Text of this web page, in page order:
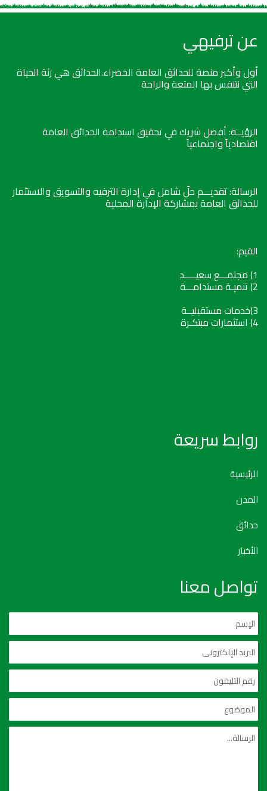
عن ترفيهي
أول وأكبر منصة للحدائق العامة الخضراء.الحدائق هي رئة الحياة
التي نتنفس بها المتعة والراحة
الرؤيــة: أفضل شريك في تحقيق استدامة الحدائق العامة
اقتصادياً واجتماعياً
الرسالة: تقديـــم حلّ شامل في إدارة الترفيه والتسويق والاستثمار
للحدائق العامة بمشاركة الإدارة المحلية
القيم:
1) مجتمـــع سعيـــــد
2) تنميـة مستدامـــة
3)خدمات مستقبليــة
4) استثمارات مبتكـرة
روابط سريعة
الرئيسية
المدن
حدائق
الأخبار
تواصل معنا